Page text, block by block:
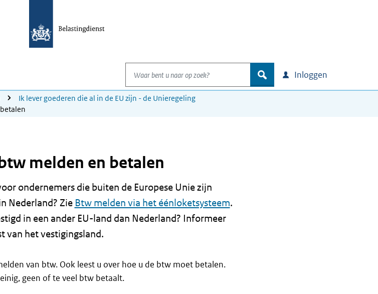
Waar bent u naar op zoek?
zoek Inloggen
Ik lever goederen die al in de EU zijn - de Unieregeling
melden en betalen
ondernemers die buiten de Europese Unie zijn
Nederland? Zie Btw melden via het éénloketsysteem.
in een ander EU-land dan Nederland? Informeer
van het vestigingsland.
van btw. Ook leest u over hoe u de btw moet betalen.
geen of te veel btw betaalt.